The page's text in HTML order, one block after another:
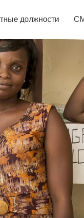
должности